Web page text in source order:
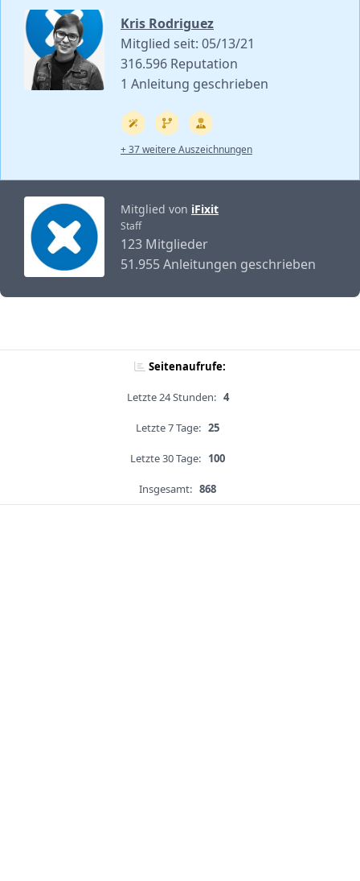
Kris Rodriguez
Mitglied seit: 05/13/21
316.596 Reputation
1 Anleitung geschrieben
+ 37 weitere Auszeichnungen
Mitglied von iFixit
Staff
123 Mitglieder
51.955 Anleitungen geschrieben
Seitenaufrufe:
Letzte 24 Stunden: 4
Letzte 7 Tage: 25
Letzte 30 Tage: 100
Insgesamt: 868